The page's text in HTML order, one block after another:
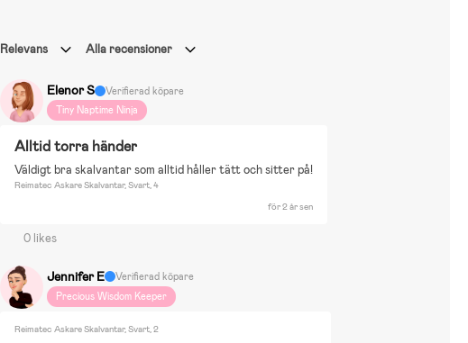
Relevans Alla recensioner
Elenor S
Verifierad köpare
Tiny Naptime Ninja
Alltid torra händer
Väldigt bra skalvantar som alltid håller tätt och sitter på!
Reimatec Askare Skalvantar, Svart, 4
för 2 år sen
0 likes
Jennifer E
Verifierad köpare
Precious Wisdom Keeper
Reimatec Askare Skalvantar, Svart, 2